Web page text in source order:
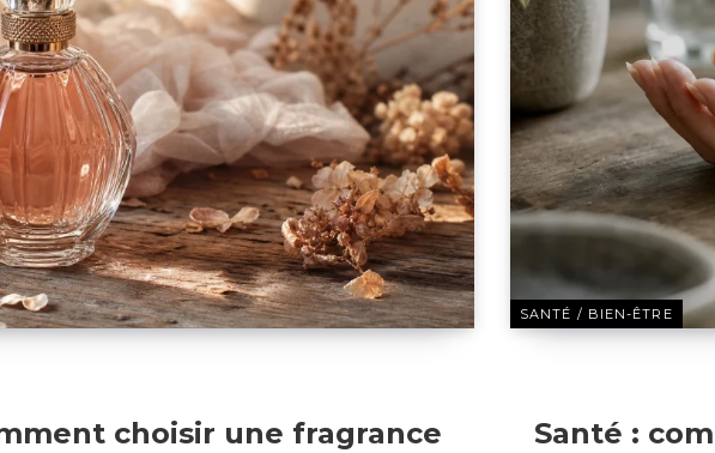
choisir une fragrance
SANTÉ / BIEN-ÊTRE
Santé :